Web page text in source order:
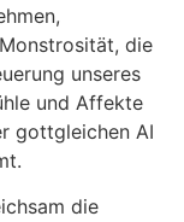
die
unseres
und Affekte
gottgleichen AI
die